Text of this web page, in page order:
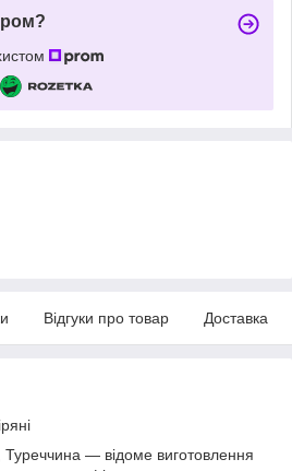
Відгуки про товар Доставка
— відоме виготовлення